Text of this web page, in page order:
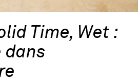
Time, Wet :
dans